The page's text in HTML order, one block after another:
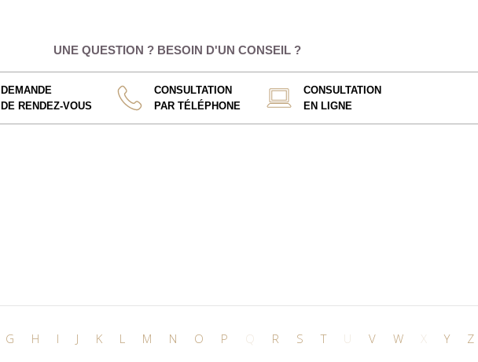
UNE QUESTION ? BESOIN D'UN CONSEIL ?
DEMANDE
DE RENDEZ-VOUS
CONSULTATION
PAR TÉLÉPHONE
CONSULTATION
EN LIGNE
G H I J K L M N O P Q R S T U V W X Y Z